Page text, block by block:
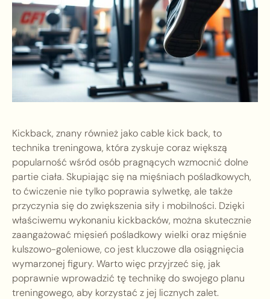
Kickback, znany również jako cable kick back, to
technika treningowa, która zyskuje coraz większą
popularność wśród osób pragnących wzmocnić dolne
partie ciała. Skupiając się na mięśniach pośladkowych,
to ćwiczenie nie tylko poprawia sylwetkę, ale także
przyczynia się do zwiększenia siły i mobilności. Dzięki
właściwemu wykonaniu kickbacków, można skutecznie
zaangażować mięsień pośladkowy wielki oraz mięśnie
kulszowo-goleniowe, co jest kluczowe dla osiągnięcia
wymarzonej figury. Warto więc przyjrzeć się, jak
poprawnie wprowadzić tę technikę do swojego planu
treningowego, aby korzystać z jej licznych zalet.